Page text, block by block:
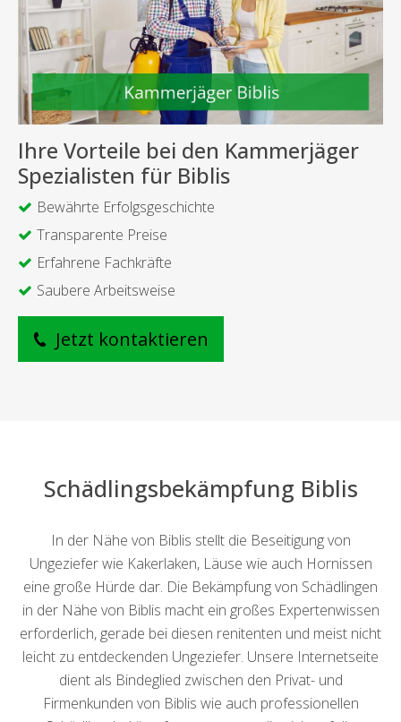
Ihre Vorteile bei den Kammerjäger
Spezialisten für Biblis
Bewährte Erfolgsgeschichte
Transparente Preise
Erfahrene Fachkräfte
Saubere Arbeitsweise
Jetzt kontaktieren
Schädlingsbekämpfung Biblis
In der Nähe von Biblis stellt die Beseitigung von
Ungeziefer wie Kakerlaken, Läuse wie auch Hornissen
eine große Hürde dar. Die Bekämpfung von Schädlingen
in der Nähe von Biblis macht ein großes Expertenwissen
erforderlich, gerade bei diesen renitenten und meist nicht
leicht zu entdeckenden Ungeziefer. Unsere Internetseite
dient als Bindeglied zwischen den Privat- und
Firmenkunden von Biblis wie auch professionellen